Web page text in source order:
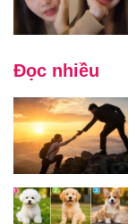
Đọc nhiều